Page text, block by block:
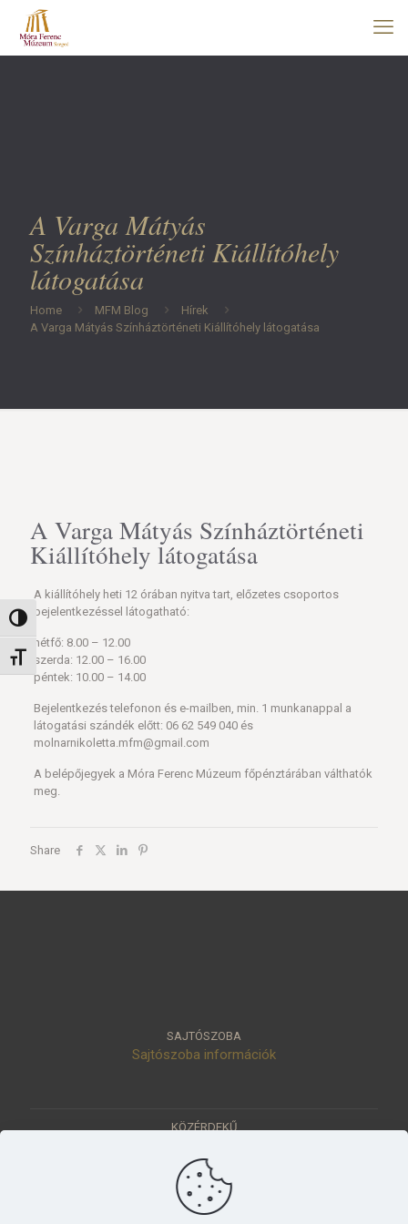
Nagy kontraszt váltása
Betűméret váltása
A Varga Mátyás
Színháztörténeti Kiállítóhely
látogatása
Home MFM Blog
Hírek
A Varga Mátyás Színháztörténeti Kiállítóhely látogatása
A Varga Mátyás Színháztörténeti
Kiállítóhely látogatása
A kiállítóhely heti 12 órában nyitva tart, előzetes csoportos
bejelentkezéssel látogatható:
hétfő: 8.00 – 12.00
szerda: 12.00 – 16.00
péntek: 10.00 – 14.00
Bejelentkezés telefonon és e-mailben, min. 1 munkanappal a
látogatási szándék előtt: 06 62 549 040 és
molnarnikoletta.mfm@gmail.com
A belépőjegyek a Móra Ferenc Múzeum főpénztárában válthatók
meg.
Share
SAJTÓSZOBA
Sajtószoba információk
KÖZÉRDEKŰ
Értéktár
Pályázatok